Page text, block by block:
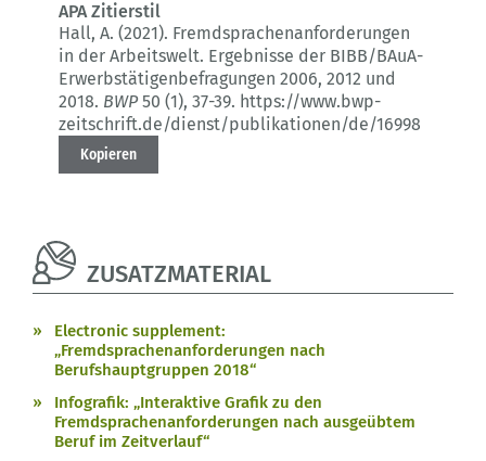
APA Zitierstil
Hall, A. (2021). Fremdsprachenanforderungen
in der Arbeitswelt. Ergebnisse der BIBB/BAuA-
Erwerbstätigenbefragungen 2006, 2012 und
2018. BWP50 (1), 37-39. https://www.bwp-
zeitschrift.de/dienst/publikationen/de/16998
Kopieren
ZUSATZMATERIAL
Electronic supplement:
„Fremdsprachenanforderungen nach
Berufshauptgruppen 2018“
Infografik: „Interaktive Grafik zu den
Fremdsprachenanforderungen nach ausgeübtem
Beruf im Zeitverlauf“